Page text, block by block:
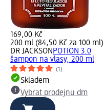
169,00 Kč
200 ml (84,50 Kč za 100 ml)
DR JACKSONPOTION 3.0
šampon na vlasy, 200 ml
(1)
Skladem
Vybrat prodejnu dm